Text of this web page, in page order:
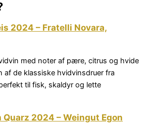
2024 – Fratelli Novara,
med noter af pære, citrus og hvide
af de klassiske hvidvinsdruer fra
til fisk, skaldyr og lette
Quarz 2024 – Weingut Egon